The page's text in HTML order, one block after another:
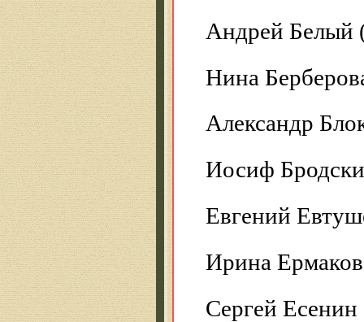
Андрей Белый
Нина
Александр
Иосиф
Евгений
Ирина
Сергей